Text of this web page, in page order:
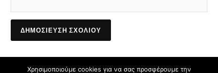
Χρησιμοποιούμε cookies για να σας προσφέρουμε την